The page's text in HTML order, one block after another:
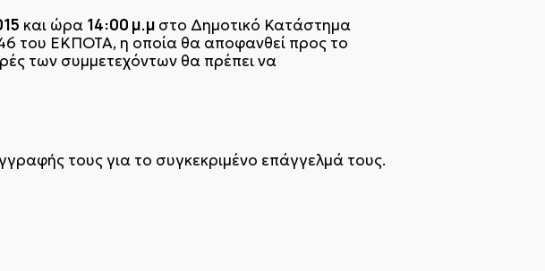
και ώρα 14:00 μ.μ στο Δημοτικό Κατάστημα
του ΕΚΠΟΤΑ, η οποία θα αποφανθεί προς το
των συμμετεχόντων θα πρέπει να
τους για το συγκεκριμένο επάγγελμά τους.